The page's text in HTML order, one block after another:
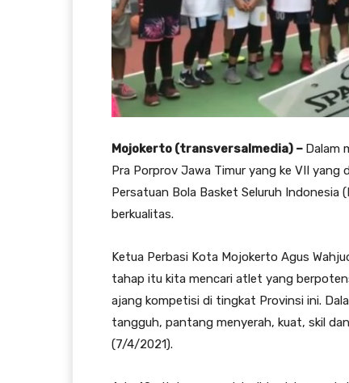
Mojokerto (transversalmedia) – Dalam
Pra Porprov Jawa Timur yang ke VII yang
Persatuan Bola Basket Seluruh
berkualitas.
Ketua Perbasi Kota Mojokerto Agus
tahap itu kita mencari atlet yang
ajang kompetisi di tingkat Provinsi ini.
tangguh, pantang menyerah, kuat, skil
(7/4/2021).